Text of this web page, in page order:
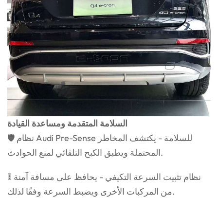
السلامة المتقدمة ومساعدة القيادة
🛡️ نظام Audi Pre-Sense للسلامة - يكتشف المخاطر
المحتملة ويطبق الكبح التلقائي لمنع الحوادث.
🚦 نظام تثبيت السرعة التكيفي - يحافظ على مسافة آمنة
من المركبات الأخرى ويضبط السرعة وفقًا لذلك.